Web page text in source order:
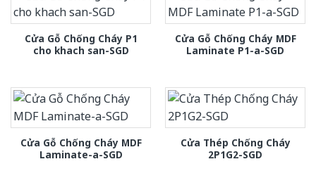
Cửa Gỗ Chống Cháy P1
cho khach san-SGD
Cửa Gỗ Chống Cháy MDF
Laminate P1-a-SGD
Cửa Gỗ Chống Cháy MDF
Laminate-a-SGD
Cửa Thép Chống Cháy
2P1G2-SGD